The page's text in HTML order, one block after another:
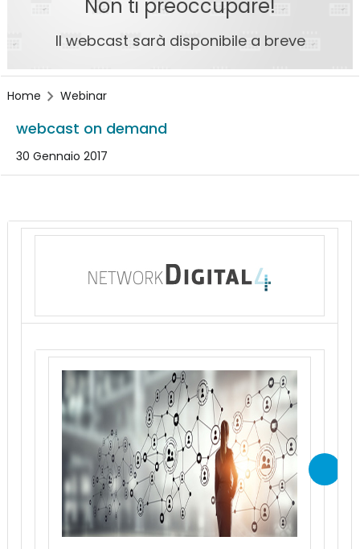
Non ti preoccupare!
Il webcast sarà disponibile a breve
Home Webinar
webcast on demand
30 Gennaio 2017